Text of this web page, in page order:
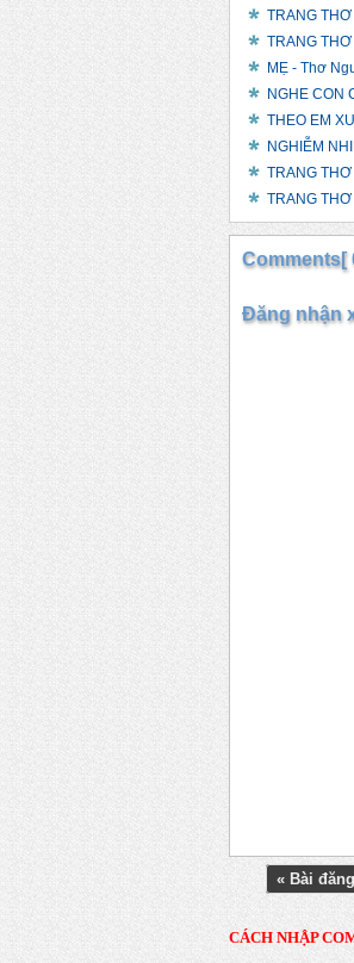
TRANG
TRANG
MẸ - Thơ
NGHE CON
THEO EM
NGHIỄM
TRANG
TRANG
Comments[
Đăng nhận
« Bài
CÁCH NHẬP